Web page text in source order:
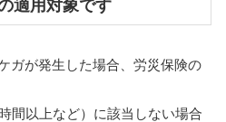
適用対象です
ガが発生した場合、労災保険の
間以上など）に該当しない場合